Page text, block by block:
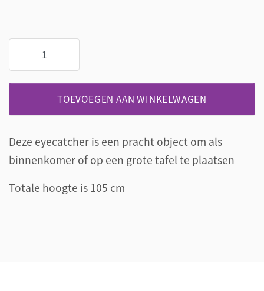
vaas
cm
aantal
TOEVOEGEN AAN WINKELWAGEN
Deze eyecatcher is een pracht object om als
binnenkomer of op een grote tafel te plaatsen
Totale hoogte is 105 cm